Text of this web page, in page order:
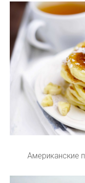
Американские